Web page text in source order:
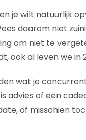
je wilt natuurlijk
daarom niet
om niet te
ook al leven we in
wat je
advies of een
of misschien